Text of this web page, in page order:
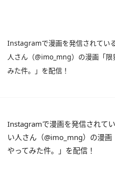
Instagramで漫画を発信されてい
人さん（@imo_mng）の漫画「
みた件。」を配信！
Instagramで漫画を発信されて
い人さん（@imo_mng）の漫
やってみた件。」を配信！